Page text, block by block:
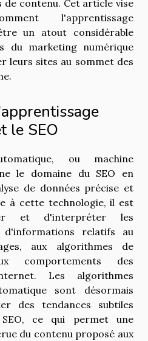
de contenu. Cet article vise
l'apprentissage
un atout considérable
du marketing numérique
leurs sites au sommet des
le SEO
ou machine
le domaine du SEO en
de données précise et
à cette technologie, il est
et d'interpréter les
d'informations relatifs au
aux algorithmes de
comportements des
Les algorithmes
sont désormais
des tendances subtiles
ce qui permet une
du contenu proposé aux